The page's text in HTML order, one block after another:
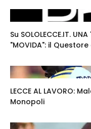
Su SOLOLECCE.IT. UNA
"MOVIDA": il
LECCE AL LAVORO:
Monopoli